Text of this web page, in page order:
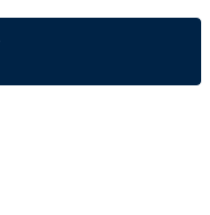
り陽気になり、走り